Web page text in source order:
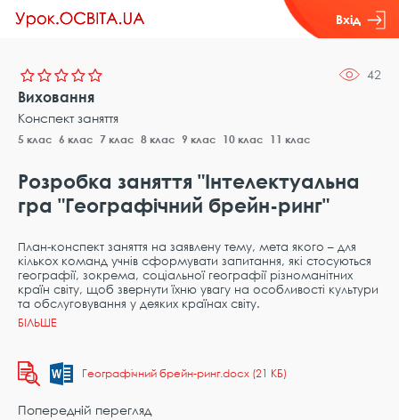
Вхід
42
Виховання
Конспект заняття
5 клас 6 клас 7 клас 8 клас 9 клас 10 клас 11 клас
Розробка заняття "Інтелектуальна
гра "Географічний брейн-ринг"
План-конспект заняття на заявлену тему, мета якого – для
кількох команд учнів сформувати запитання, які стосуються
географії, зокрема, соціальної географії різноманітних
країн світу, щоб звернути їхню увагу на особливості культури
та обслуговування у деяких країнах світу.
Географічний брейн-ринг.docx (21 КБ)
Попередній перегляд